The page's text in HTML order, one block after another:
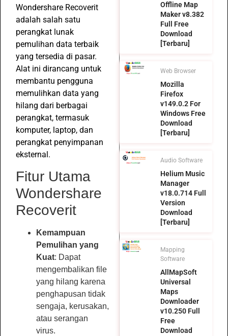
Wondershare Recoverit
adalah salah satu
perangkat lunak
pemulihan data terbaik
yang tersedia di pasar.
Alat ini dirancang untuk
membantu pengguna
memulihkan data yang
hilang dari berbagai
perangkat, termasuk
komputer, laptop, dan
perangkat penyimpanan
eksternal.
Fitur Utama
Wondershare
Recoverit
Kemampuan
Pemulihan yang
Kuat: Dapat
mengembalikan file
yang hilang karena
penghapusan tidak
sengaja, kerusakan,
atau serangan
virus.
Offline Map
Maker v8.382
Full Free
Download
[Terbaru]
Web Browser
Mozilla
Firefox
v149.0.2 For
Windows Free
Download
[Terbaru]
Audio Software
Helium Music
Manager
v18.0.714 Full
Version
Download
[Terbaru]
Mapping
Software
AllMapSoft
Universal
Maps
Downloader
v10.250 Full
Free
Download